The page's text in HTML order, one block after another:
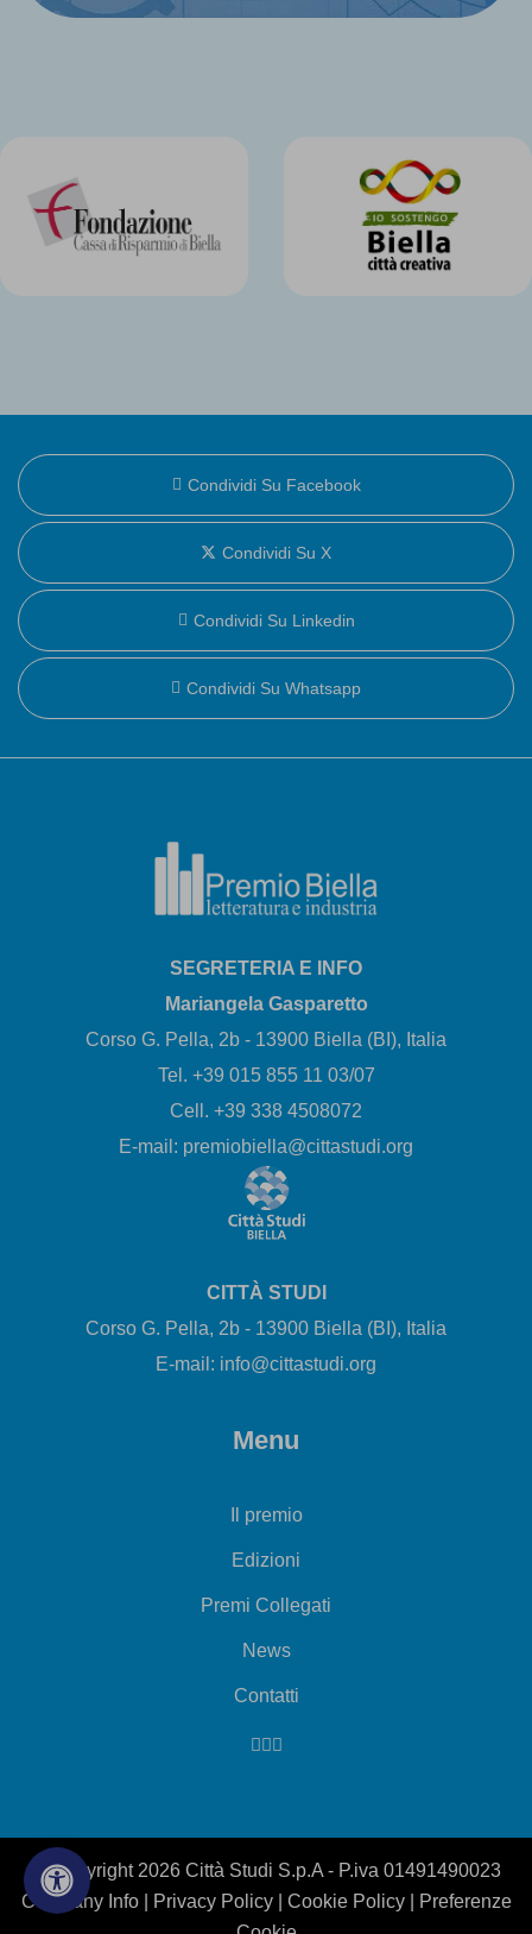
Condividi Su Facebook
Condividi Su X
Condividi Su Linkedin
Condividi Su Whatsapp
SEGRETERIA E INFO
Mariangela Gasparetto
Corso G. Pella, 2b - 13900 Biella (BI), Italia
Tel. +39 015 855 11 03/07
Cell. +39 338 4508072
E-mail: premiobiella@cittastudi.org
CITTÀ STUDI
Corso G. Pella, 2b - 13900 Biella (BI), Italia
E-mail: info@cittastudi.org
Menu
Il premio
Edizioni
Premi Collegati
News
Contatti
© Copyright 2026 Città Studi S.p.A - P.iva 01491490023
Company Info| Privacy Policy| Cookie Policy|
Preferenze